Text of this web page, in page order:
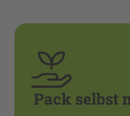
Pack selbst